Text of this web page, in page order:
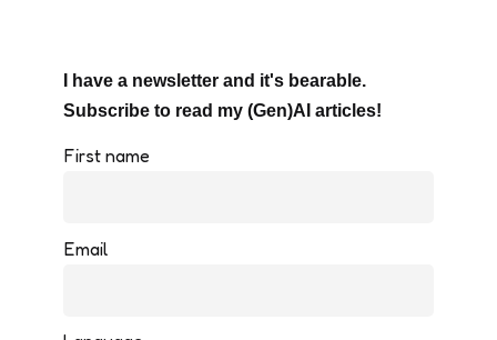
I have a newsletter and it's bearable.
Subscribe to read my (Gen)AI articles!
First name
Email